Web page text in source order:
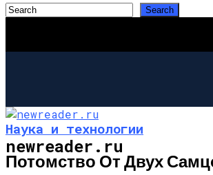
newreader.ru
Наука и технологии
Потомство От Двух